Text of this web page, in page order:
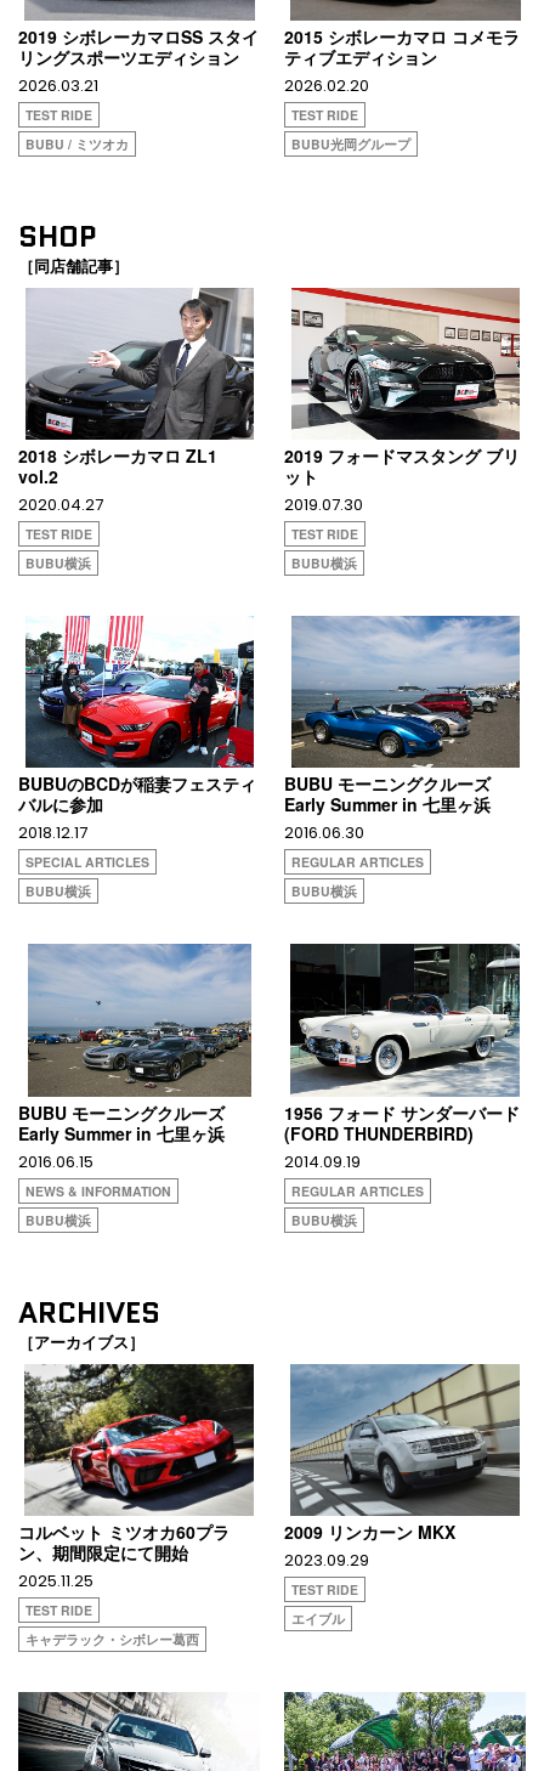
2019 シボレーカマロSS スタイ
リングスポーツエディション
2026.03.21
TEST RIDE
BUBU / ミツオカ
2015 シボレーカマロ コメモラ
ティブエディション
2026.02.20
TEST RIDE
BUBU光岡グループ
SHOP
［同店舗記事］
2018 シボレーカマロ ZL1
vol.2
2020.04.27
TEST RIDE
BUBU横浜
2019 フォードマスタング ブリ
ット
2019.07.30
TEST RIDE
BUBU横浜
BUBUのBCDが稲妻フェスティ
バルに参加
2018.12.17
SPECIAL ARTICLES
BUBU横浜
BUBU モーニングクルーズ
Early Summer in 七里ヶ浜
2016.06.30
REGULAR ARTICLES
BUBU横浜
BUBU モーニングクルーズ
Early Summer in 七里ヶ浜
2016.06.15
NEWS & INFORMATION
BUBU横浜
1956 フォード サンダーバード
(FORD THUNDERBIRD)
2014.09.19
REGULAR ARTICLES
BUBU横浜
ARCHIVES
［アーカイブス］
コルベット ミツオカ60プラ
ン、期間限定にて開始
2025.11.25
TEST RIDE
キャデラック・シボレー葛西
2009 リンカーン MKX
2023.09.29
TEST RIDE
エイブル